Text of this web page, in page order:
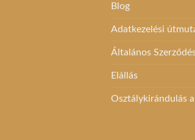
Blog
Adatkezelési
Általános
Elállás
Osztálykirándulás